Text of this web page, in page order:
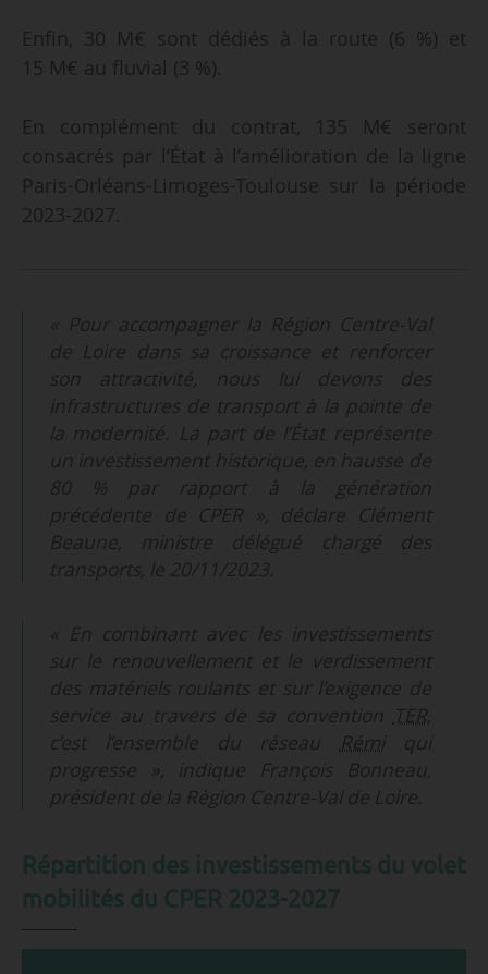
Enfin, 30 M€ sont dédiés à la route (6 %) et
15 M€ au fluvial (3 %).
En complément du contrat, 135 M€ seront
consacrés par l’État à l’amélioration de la ligne
Paris-Orléans-Limoges-Toulouse sur la période
2023-2027.
« Pour accompagner la Région Centre-Val
de Loire dans sa croissance et renforcer
son attractivité, nous lui devons des
infrastructures de transport à la pointe de
la modernité. La part de l’État représente
un investissement historique, en hausse de
80 % par rapport à la génération
précédente de CPER », déclare Clément
Beaune, ministre délégué chargé des
transports, le 20/11/2023.
« En combinant avec les investissements
sur le renouvellement et le verdissement
des matériels roulants et sur l’exigence de
service au travers de sa convention
TER,
c’est l’ensemble du réseau
Rémiqui
progresse », indique François Bonneau,
président de la Région Centre-Val de Loire.
Répartition des investissements du volet
mobilités du CPER 2023-2027